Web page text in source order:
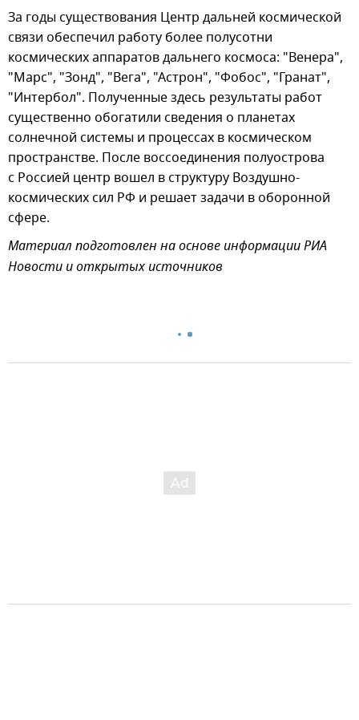
За годы существования Центр дальней космической
связи обеспечил работу более полусотни
космических аппаратов дальнего космоса: "Венера",
"Марс", "Зонд", "Вега", "Астрон", "Фобос", "Гранат",
"Интербол". Полученные здесь результаты работ
существенно обогатили сведения о планетах
солнечной системы и процессах в космическом
пространстве. После воссоединения полуострова
с Россией центр вошел в структуру Воздушно-
космических сил РФ и решает задачи в оборонной
сфере.
Материал подготовлен на основе информации РИА
Новости и открытых источников